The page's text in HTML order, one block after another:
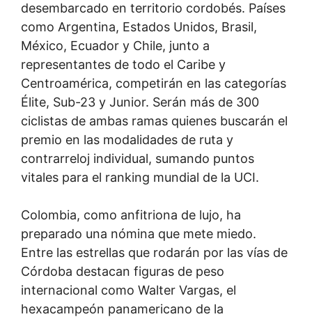
desembarcado en territorio cordobés. Países
como Argentina, Estados Unidos, Brasil,
México, Ecuador y Chile, junto a
representantes de todo el Caribe y
Centroamérica, competirán en las categorías
Élite, Sub-23 y Junior. Serán más de 300
ciclistas de ambas ramas quienes buscarán el
premio en las modalidades de ruta y
contrarreloj individual, sumando puntos
vitales para el ranking mundial de la UCI.
Colombia, como anfitriona de lujo, ha
preparado una nómina que mete miedo.
Entre las estrellas que rodarán por las vías de
Córdoba destacan figuras de peso
internacional como Walter Vargas, el
hexacampeón panamericano de la